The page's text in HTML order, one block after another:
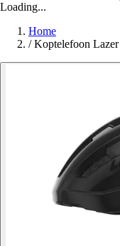
Loading...
Home
/ Koptelefoon